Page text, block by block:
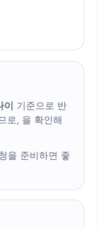
이 기준으로 반
로, 을 확인해
을 준비하면 좋